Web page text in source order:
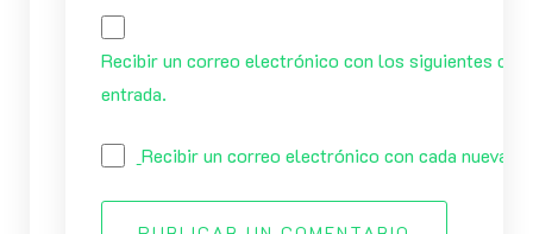
Recibir un correo electrónico con los siguientes
entrada.
Recibir un correo electrónico con cada nueva